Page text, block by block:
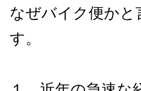
なぜバイク便かと
す。